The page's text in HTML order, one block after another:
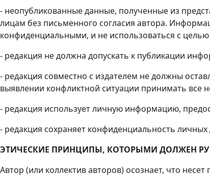
- неопубликованные данные, полученные из
лицам без письменного согласия автора.
конфиденциальными, и не использоваться с
- редакция не должна допускать к публикации
- редакция совместно с издателем не должны
выявлении конфликтной ситуации принимать
- редакция использует личную информацию,
- редакция сохраняет конфиденциальность
ЭТИЧЕСКИЕ ПРИНЦИПЫ, КОТОРЫМИ ДОЛЖЕН
Автор (или коллектив авторов) осознает, что